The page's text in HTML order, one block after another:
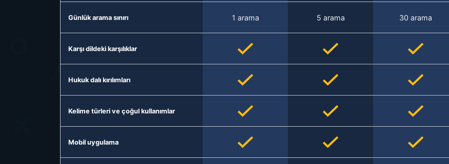
Günlük arama sınırı 1 arama 5 arama 30 arama
Karşı dildeki karşılıklar
Hukuk dalı kırılımları
Kelime türleri ve çoğul kullanımlar
Mobil uygulama